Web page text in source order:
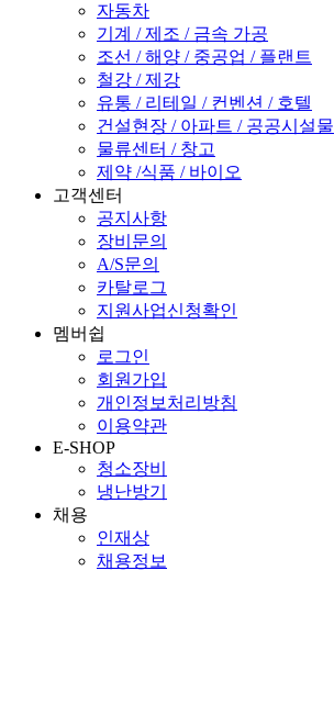
자동차
기계 / 제조 / 금속 가공
조선 / 해양 / 중공업 / 플랜트
철강 / 제강
유통 / 리테일 / 컨벤션 / 호텔
건설현장 / 아파트 / 공공시설물
물류센터 / 창고
제약 /식품 / 바이오
고객센터
공지사항
장비문의
A/S문의
카탈로그
지원사업신청확인
멤버쉽
로그인
회원가입
개인정보처리방침
이용약관
E-SHOP
청소장비
냉난방기
채용
인재상
채용정보